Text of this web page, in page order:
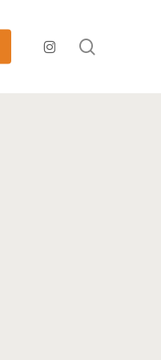
instagram